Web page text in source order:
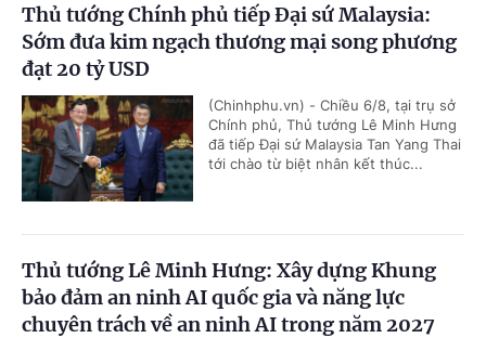
Thủ tướng Chính phủ tiếp Đại sứ Malaysia:
Sớm đưa kim ngạch thương mại song phương
đạt 20 tỷ USD
(Chinhphu.vn) - Chiều 6/8, tại trụ sở
Chính phủ, Thủ tướng Lê Minh Hưng
đã tiếp Đại sứ Malaysia Tan Yang Thai
tới chào từ biệt nhân kết thúc...
Thủ tướng Lê Minh Hưng: Xây dựng Khung
bảo đảm an ninh AI quốc gia và năng lực
chuyên trách về an ninh AI trong năm 2027